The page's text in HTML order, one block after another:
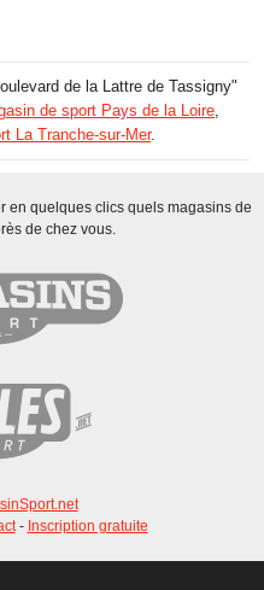
de la Lattre de Tassigny"
de sport Pays de la Loire
La Tranche-sur-Mer.
en quelques clics quels magasins de
de chez vous.
- Inscription gratuite